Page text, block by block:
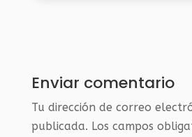
Enviar comentario
Tu dirección de correo
publicada. Los campos